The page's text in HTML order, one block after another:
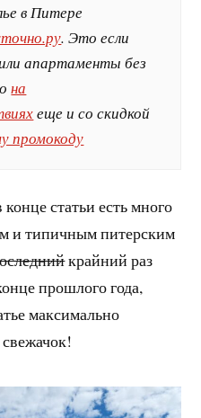
в Питере
. Это если
апартаменты без
на
еще и со скидкой
промокоду
статьи есть много
и типичным питерским
крайний раз
прошлого года,
максимально